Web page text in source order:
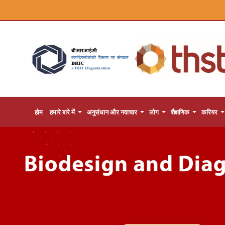
होम हमारे बारे में अनुसंधान और नवाचार लोग शैक्षणिक करियर